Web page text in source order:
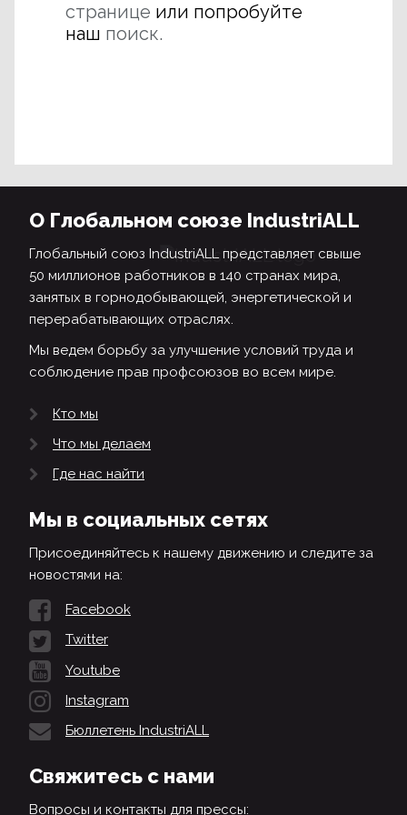
странице или попробуйте
наш поиск.
О Глобальном союзе IndustriALL
Глобальный союз IndustriALL представляет свыше
50 миллионов работников в 140 странах мира,
занятых в горнодобывающей, энергетической и
перерабатывающих отраслях.
Мы ведем борьбу за улучшение условий труда и
соблюдение прав профсоюзов во всем мире.
Кто мы
Что мы делаем
Где нас найти
Мы в социальных сетях
Присоединяйтесь к нашему движению и следите за
новостями на:
Facebook
Twitter
Youtube
Instagram
Бюллетень IndustriALL
Свяжитесь с нами
Вопросы и контакты для прессы: